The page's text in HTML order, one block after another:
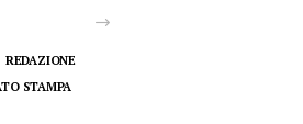
REDAZIONE
STAMPA